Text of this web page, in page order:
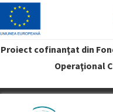
Proiect cofinanţat din
Operaţional